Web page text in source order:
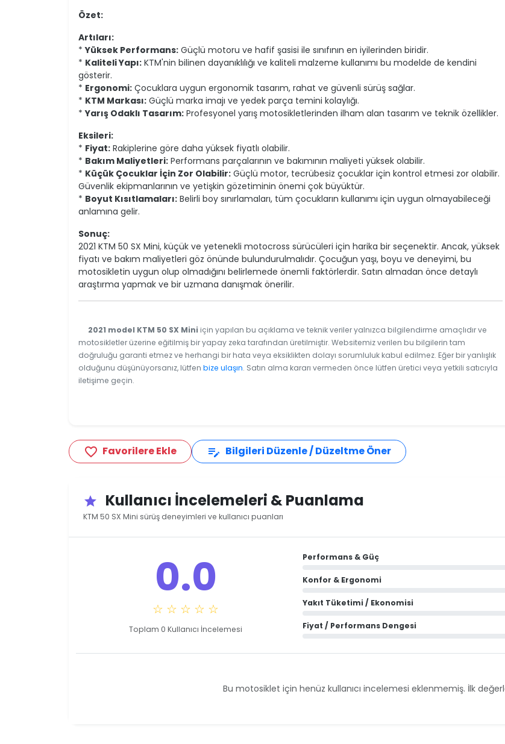
Özet:
Artıları:
*Yüksek Performans: Güçlü motoru ve hafif şasisi ile sınıfının en iyilerinden biridir.
* Kaliteli Yapı: KTM'nin bilinen dayanıklılığı ve kaliteli malzeme kullanımı bu modelde de kendini
gösterir.
* Ergonomi: Çocuklara uygun ergonomik tasarım, rahat ve güvenli sürüş sağlar.
* KTM Markası: Güçlü marka imajı ve yedek parça temini kolaylığı.
*Yarış Odaklı Tasarım: Profesyonel yarış motosikletlerinden ilham alan tasarım ve teknik özellikler.
Eksileri:
* Fiyat: Rakiplerine göre daha yüksek fiyatlı olabilir.
* Bakım Maliyetleri: Performans parçalarının ve bakımının maliyeti yüksek olabilir.
* Küçük Çocuklar İçin Zor Olabilir: Güçlü motor, tecrübesiz çocuklar için kontrol etmesi zor olabilir.
Güvenlik ekipmanlarının ve yetişkin gözetiminin önemi çok büyüktür.
* Boyut Kısıtlamaları: Belirli boy sınırlamaları, tüm çocukların kullanımı için uygun olmayabileceği
anlamına gelir.
Sonuç:
2021 KTM 50 SX Mini, küçük ve yetenekli motocross sürücüleri için harika bir seçenektir. Ancak, yüksek
fiyatı ve bakım maliyetleri göz önünde bulundurulmalıdır. Çocuğun yaşı, boyu ve deneyimi, bu
motosikletin uygun olup olmadığını belirlemede önemli faktörlerdir. Satın almadan önce detaylı
araştırma yapmak ve bir uzmana danışmak önerilir.
2021 model KTM 50 SX Mini için yapılan bu açıklama ve teknik veriler yalnızca bilgilendirme amaçlıdır ve
motosikletler üzerine eğitilmiş bir yapay zeka tarafından üretilmiştir. Websitemiz verilen bu bilgilerin tam
doğruluğu garanti etmez ve herhangi bir hata veya eksiklikten dolayı sorumluluk kabul edilmez. Eğer bir yanlışlık
olduğunu düşünüyorsanız, lütfen bize ulaşın. Satın alma kararı vermeden önce lütfen üretici veya yetkili satıcıyla
iletişime geçin.
favorite_border Favorilere Ekle edit_note Bilgileri Düzenle / Düzeltme Öner
star Kullanıcı İncelemeleri & Puanlama
KTM 50 SX Mini sürüş deneyimleri ve kullanıcı puanları
0.0
☆ ☆ ☆ ☆ ☆
Toplam 0 Kullanıcı İncelemesi
Performans & Güç
Konfor & Ergonomi
Yakıt Tüketimi / Ekonomisi
Fiyat / Performans Dengesi
Bu motosiklet için henüz kullanıcı incelemesi eklenmemiş. İlk